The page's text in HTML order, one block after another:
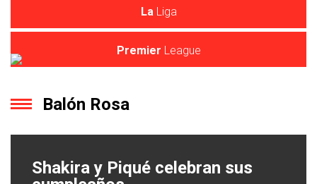
Tablas de posiciones
LaLiga
Premier League
Balón Rosa
Shakira y Piqué celebran sus